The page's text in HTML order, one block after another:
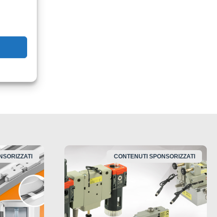
CONTENUTI SPONSORIZZATI